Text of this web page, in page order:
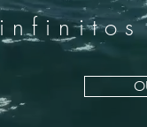
infinitos